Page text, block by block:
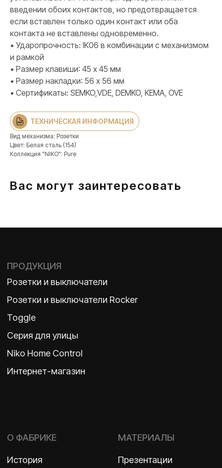
введении обоих контактов, но предотвращается
если вставлен только один контакт или оба
контакта не вставлены одновременно.
• Ударопрочность: IK06 в комбинации с механизмом
и рамкой
• Размер клавиши: 45 х 45 мм
• Размер накладки: 56 х 56 мм
• Сертификаты: SEMKO,VDE, DEMKO, KEMA, OVE
ТЕХНИЧЕСКАЯ ИНФОРМАЦИЯ
Вид механизма: Розетки
Цвет: Белая сталь (154)
Коллекция "NIKO": Pure
Вас могут заинтересовать
Политика конфиденциальности
ПРОДУКЦИЯ
Розетки и выключатели
Розетки и выключатели Rocker
Серия для улицы
Niko Home Control
Интернет-магазин
TELEGRAM
ВКОНТАКТЕ